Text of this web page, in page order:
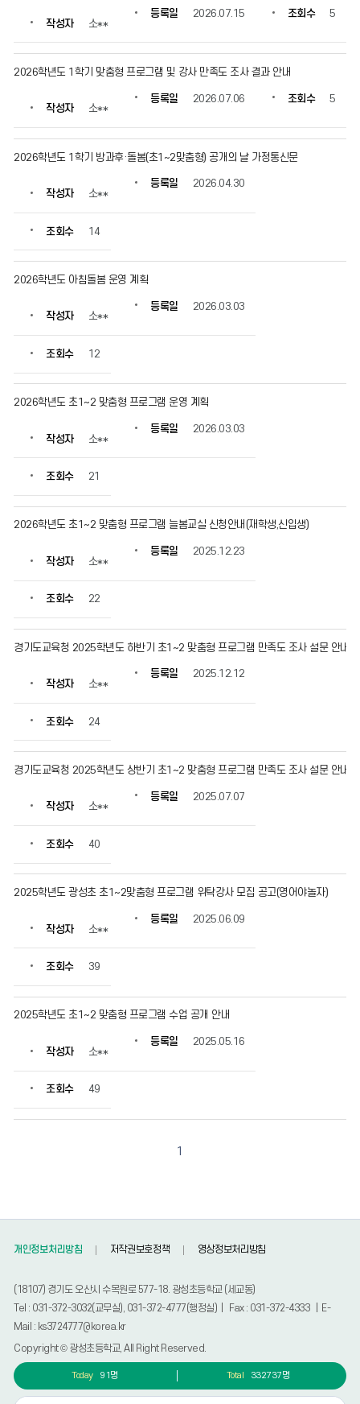
의
게
시
제
목,
일,
회
할
니
작성자 소**
등록일 2026.07.15 조회수 5
2026학년도 1학기 맞춤형 프로그램 및 강사 만족도 조사 결과 안내
작성자 소**
등록일 2026.07.06 조회수 5
2026학년도 1학기 방과후·돌봄(초1~2맞춤형) 공개의 날 가정통신문
작성자 소**
등록일 2026.04.30
조회수 14
2026학년도 아침돌봄 운영 계획
작성자 소**
등록일 2026.03.03
조회수 12
2026학년도 초1~2 맞춤형 프로그램 운영 계획
작성자 소**
등록일 2026.03.03
조회수 21
2026학년도 초1~2 맞춤형 프로그램 늘봄교실 신청안내(재학생,신입생)
작성자 소**
등록일 2025.12.23
조회수 22
경기도교육청 2025학년도 하반기 초1~2 맞춤형 프로그램 만족도 조사 설문 안내
작성자 소**
등록일 2025.12.12
조회수 24
경기도교육청 2025학년도 상반기 초1~2 맞춤형 프로그램 만족도 조사 설문 안내
작성자 소**
등록일 2025.07.07
조회수 40
2025학년도 광성초 초1~2맞춤형 프로그램 위탁강사 모집 공고(영어야놀자)
작성자 소**
등록일 2025.06.09
조회수 39
2025학년도 초1~2 맞춤형 프로그램 수업 공개 안내
작성자 소**
등록일 2025.05.16
조회수 49
1
개인정보처리방침 저작권보호정책 영상정보처리방침
(18107) 경기도 오산시 수목원로 577-18. 광성초등학교 (세교동)
Tel : 031-372-3032(교무실), 031-372-4777(행정실) | Fax : 031-372-4333 | E-
Mail : ks3724777@korea.kr
Copyright © 광성초등학교, All Right Reserved.
Today 91명 Total 332737명